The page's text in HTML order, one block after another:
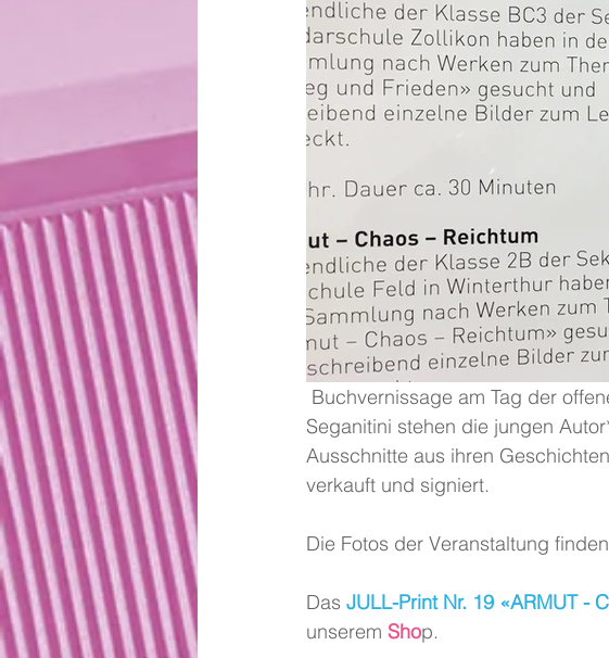
Seganitini stehen die jungen
Ausschnitte aus ihren
verkauft und signiert.
Die Fotos der Veranstaltung
Das JULL-Print Nr. 19 «ARMUT -
unserem Shop.